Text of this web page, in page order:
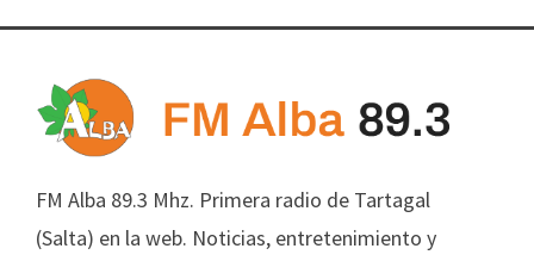
FM Alba 89.3 Mhz. Primera radio de Tartagal
(Salta) en la web. Noticias, entretenimiento y